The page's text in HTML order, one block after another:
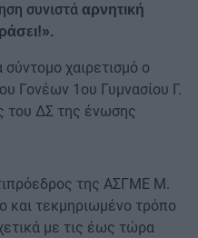
συνιστά αρνητική
χαιρετισμό ο
Γονέων 1ου Γυμνασίου Γ.
του ΔΣ της ένωσης
της ΑΣΓΜΕ Μ.
και τεκμηριωμένο τρόπο
με τις έως τώρα